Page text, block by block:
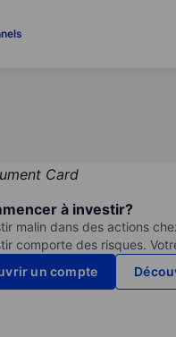
à investir?
malin dans des actions
comporte des risques.
un compte